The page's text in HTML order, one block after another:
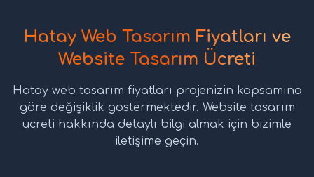
Hatay Web Tasarım Fiyatları ve
Website Tasarım Ücreti
Hatay web tasarım fiyatları projenizin kapsamına
göre değişiklik göstermektedir. Website tasarım
ücreti hakkında detaylı bilgi almak için bizimle
iletişime geçin.